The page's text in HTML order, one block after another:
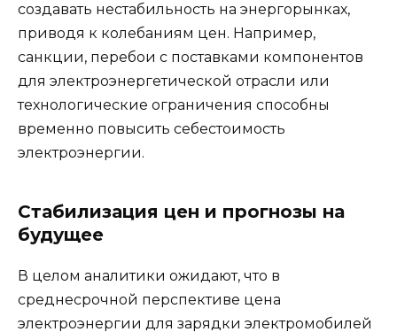
создавать нестабильность на энергорынках,
приводя к колебаниям цен. Например,
санкции, перебои с поставками компонентов
для электроэнергетической отрасли или
технологические ограничения способны
временно повысить себестоимость
электроэнергии.
Стабилизация цен и прогнозы на
будущее
В целом аналитики ожидают, что в
среднесрочной перспективе цена
электроэнергии для зарядки электромобилей